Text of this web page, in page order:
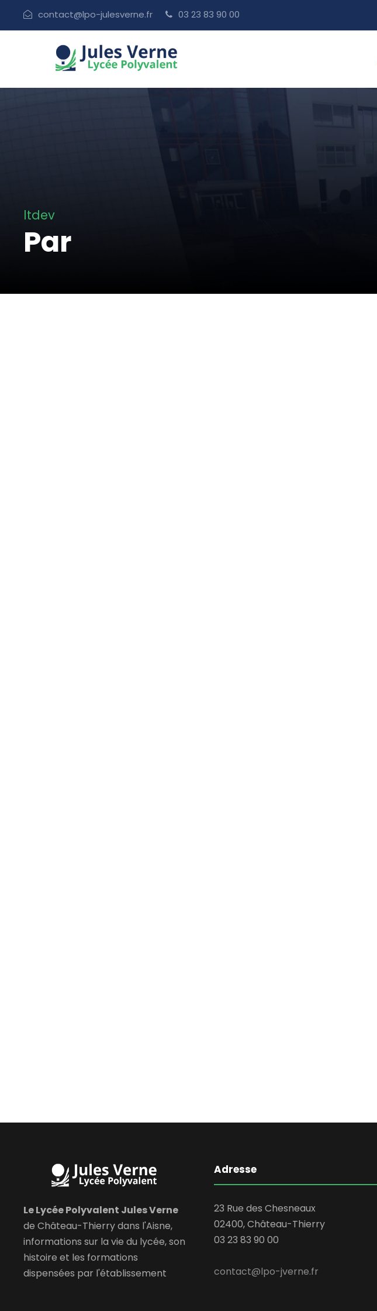
contact@lpo-julesverne.fr 03 23 83 90 00
ltdev
Par
Le Lycée Polyvalent Jules Verne
de Château-Thierry dans l'Aisne,
informations sur la vie du lycée, son
histoire et les formations
dispensées par l'établissement
Adresse
23 Rue des Chesneaux
02400, Château-Thierry
03 23 83 90 00
contact@lpo-jverne.fr